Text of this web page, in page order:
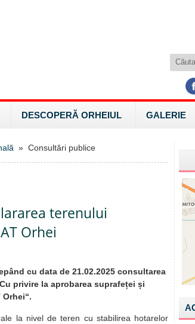
DESCOPERĂ ORHEIUL GALERIE
» Consultări publice
terenului
Orhei
cu data de 21.02.2025 consultarea
privire la aprobarea suprafeței și
la nivel de teren cu stabilirea hotarelor